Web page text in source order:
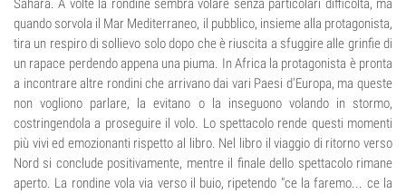
Sahara. A volte la rondine sembra volare senza particolari difficoltà, ma
quando sorvola il Mar Mediterraneo, il pubblico, insieme alla protagonista,
tira un respiro di sollievo solo dopo che è riuscita a sfuggire alle grinfie di
un rapace perdendo appena una piuma. In Africa la protagonista è pronta
a incontrare altre rondini che arrivano dai vari Paesi d'Europa, ma queste
non vogliono parlare, la evitano o la inseguono volando in stormo,
costringendola a proseguire il volo. Lo spettacolo rende questi momenti
più vivi ed emozionanti rispetto al libro. Nel libro il viaggio di ritorno verso
Nord si conclude positivamente, mentre il finale dello spettacolo rimane
aperto. La rondine vola via verso il buio, ripetendo "ce la faremo... ce la